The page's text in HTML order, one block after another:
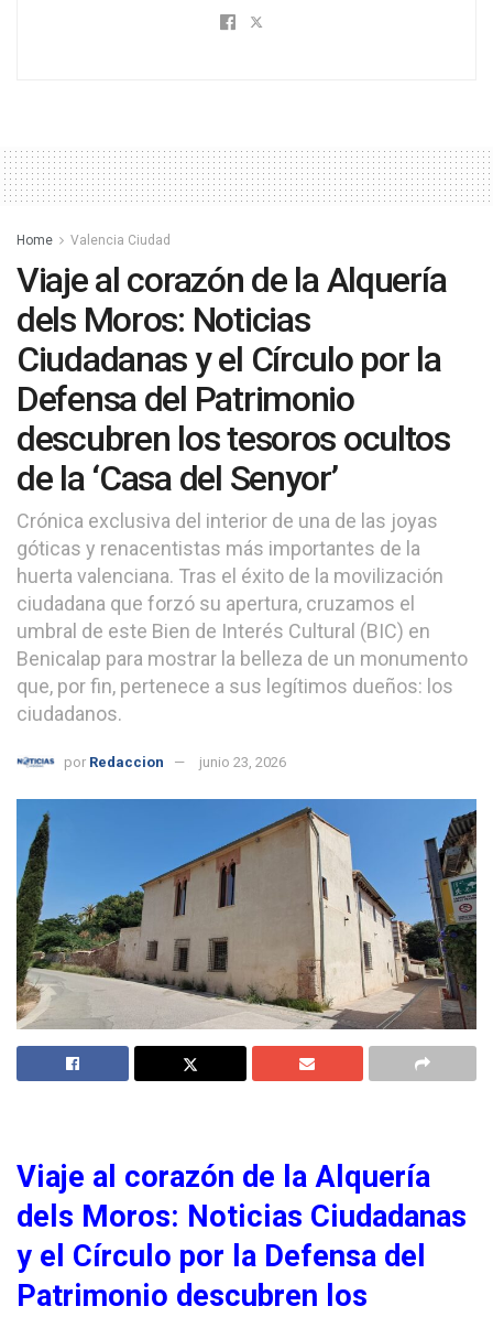
Home Valencia Ciudad
Viaje al corazón de la Alquería
dels Moros: Noticias
Ciudadanas y el Círculo por la
Defensa del Patrimonio
descubren los tesoros ocultos
de la ‘Casa del Senyor’
Crónica exclusiva del interior de una de las joyas
góticas y renacentistas más importantes de la
huerta valenciana. Tras el éxito de la movilización
ciudadana que forzó su apertura, cruzamos el
umbral de este Bien de Interés Cultural (BIC) en
Benicalap para mostrar la belleza de un monumento
que, por fin, pertenece a sus legítimos dueños: los
ciudadanos.
por Redaccion junio 23, 2026
Viaje al corazón de la Alquería
dels Moros: Noticias Ciudadanas
y el Círculo por la Defensa del
Patrimonio descubren los